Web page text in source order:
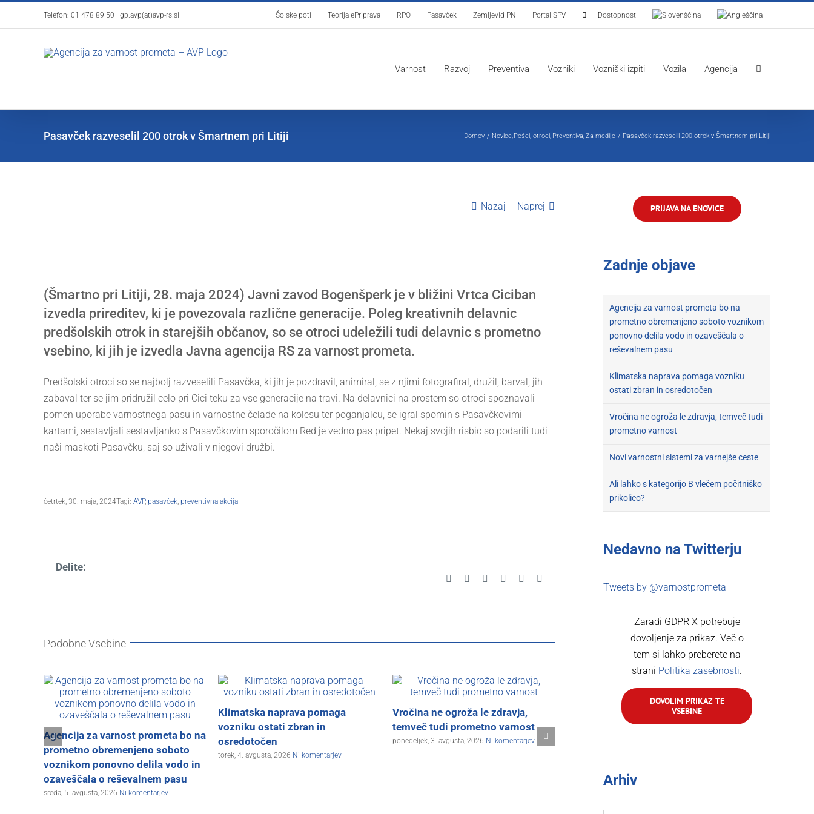
Telefon: 01 478 89 50 gp.avp(at)avp-rs.si Šolske poti Teorija ePriprava RPO Pasavček Zemljevid PN Portal SPV Dostopnost
Varnost Razvoj Preventiva Vozniki Vozniški izpiti Vozila Agencija
Pasavček razveselil 200 otrok v Šmartnem pri Litiji Domov Novice Pešci, otroci Preventiva Za medije Pasavček razveselil 200 otrok v Šmartnem pri Litiji
Nazaj Naprej
Image
(Šmartno pri Litiji, 28. maja 2024) Javni zavod Bogenšperk je v bližini Vrtca Ciciban
izvedla prireditev, ki je povezovala različne generacije. Poleg kreativnih delavnic
predšolskih otrok in starejših občanov, so se otroci udeležili tudi delavnic s prometno
vsebino, ki jih je izvedla Javna agencija RS za varnost prometa.
Predšolski otroci so se najbolj razveselili Pasavčka, ki jih je pozdravil, animiral, se z njimi fotografiral, družil, barval, jih
zabaval ter se jim pridružil celo pri Cici teku za vse generacije na travi. Na delavnici na prostem so otroci spoznavali
pomen uporabe varnostnega pasu in varnostne čelade na kolesu ter poganjalcu, se igral spomin s Pasavčkovimi
kartami, sestavljali sestavljanko s Pasavčkovim sporočilom Red je vedno pas pripet. Nekaj svojih risbic so podarili tudi
naši maskoti Pasavčku, saj so uživali v njegovi družbi.
četrtek, 30. maja, 2024Tagi: AVP, pasavček, preventivna akcija
Delite:
Facebook Reddit LinkedInPinterest
Podobne Vsebine
Agencija za varnost prometa bo na
prometno obremenjeno soboto
voznikom ponovno delila vodo in
ozaveščala o reševalnem pasu
sreda, 5. avgusta, 2026 Ni komentarjev
Klimatska naprava pomaga
vozniku ostati zbran in
osredotočen
torek, 4. avgusta, 2026 Ni komentarjev
Vročina ne ogroža le zdravja,
temveč tudi prometno varnost
ponedeljek, 3. avgusta, 2026 Ni komentarjev
Novi varnostni sistemi za varnejše
Ali lahko s
počitniško
PRIJAVA NA ENOVICE
Zadnje objave
Agencija za varnost prometa bo na
prometno obremenjeno soboto voznikom
ponovno delila vodo in ozaveščala o
reševalnem pasu
Klimatska naprava pomaga vozniku
ostati zbran in osredotočen
Vročina ne ogroža le zdravja, temveč tudi
prometno varnost
Novi varnostni sistemi za varnejše ceste
Ali lahko s kategorijo B vlečem počitniško
prikolico?
Nedavno na Twitterju
Tweets by @varnostprometa
Zaradi GDPR X potrebuje
dovoljenje za prikaz. Več o
tem si lahko preberete na
strani Politika zasebnosti.
DOVOLIM PRIKAZ TE
VSEBINE
Arhiv